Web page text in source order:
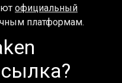
официальный
платформам.